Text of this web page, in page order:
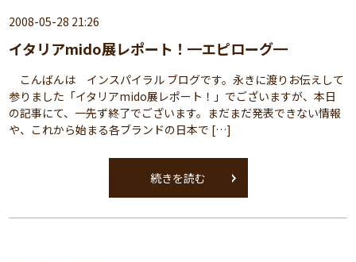
2008-05-28 21:26
イタリアmido展レポート！━エピローグ━
こんばんは インスパイラル ブログです。永きに渡りお伝えして
参りました「イタリアmido展レポート！」でございますが、本日
の記事にて、一先ず終了でございます。まだまだ発表できない情報
や、これから始まる各ブランドの日本で […]
続きを読む